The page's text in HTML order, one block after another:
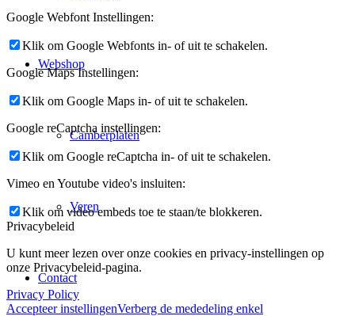
Webshop
Camberplaten
Veren
Contact
Google Webfont Instellingen:
Klik om Google Webfonts in- of uit te schakelen.
Google Maps Instellingen:
Klik om Google Maps in- of uit te schakelen.
Google reCaptcha instellingen:
Klik om Google reCaptcha in- of uit te schakelen.
Vimeo en Youtube video's insluiten:
Klik om video embeds toe te staan/te blokkeren.
Privacybeleid
U kunt meer lezen over onze cookies en privacy-instellingen op
onze Privacybeleid-pagina.
Privacy Policy
Accepteer instellingenVerberg de mededeling enkel